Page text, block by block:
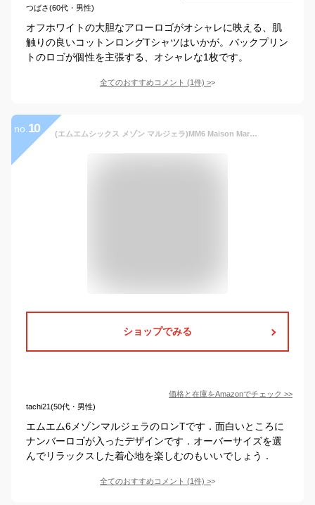
つばさ(60代・男性)
オフホワイトの大胆なアローロゴがオシャレに映える、肌
触りの良いコットンロングTシャツはいかが。バックプリン
トのロゴが個性を主張する、オシャレな1枚です。
全てのおすすめコメント (1件) >
no. 10 (エムエムシックス メゾン マルジェラ)MM6 Maison Margiela ネックナンバーモチーフロゴ クルーネック 長袖 Tシャツ ［MM6GC0047S24312］ホワイト/M [並行輸入品]
ショップでみる
価格と在庫をAmazonでチェック >>
tachi21(50代・男性)
エムエム6メゾンマルジェラのロンTです．面白いところに
ナンバーロゴが入ったデザインです．オーバーサイズを選
んでリラックスした着心地を楽しむのもいいでしょう．
全てのおすすめコメント (1件) >